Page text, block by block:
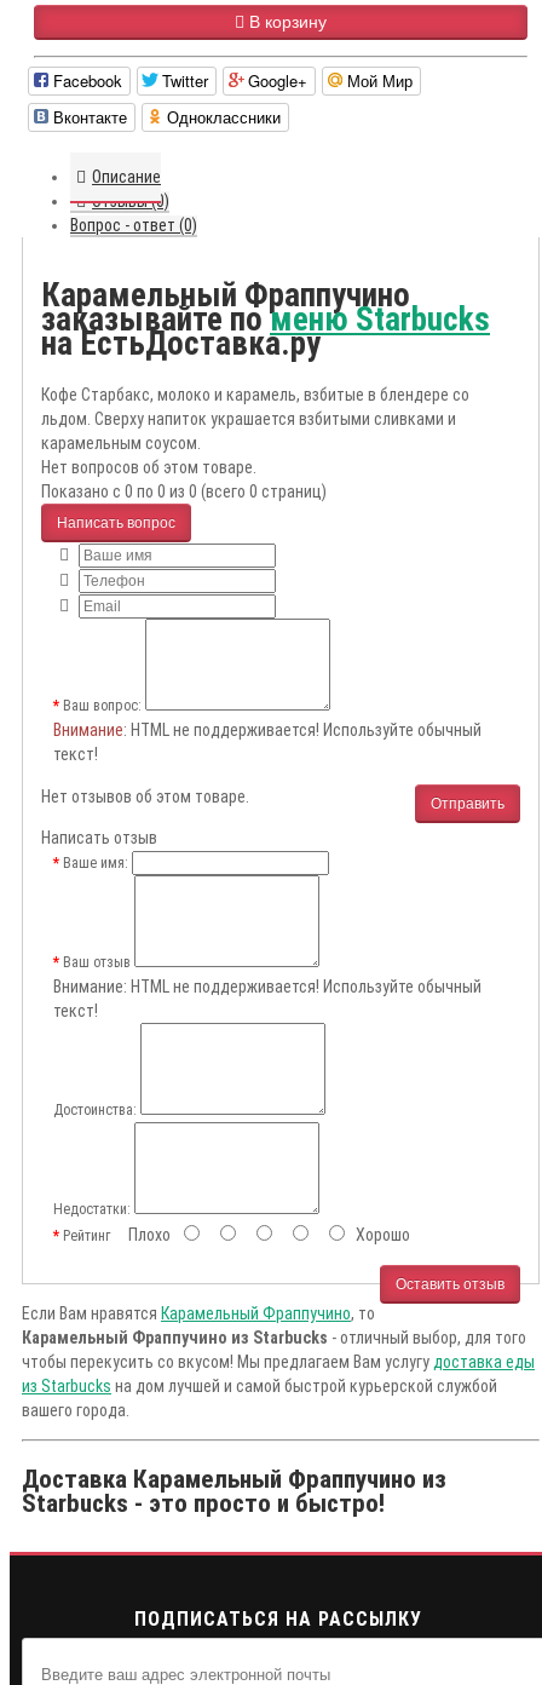
В корзину
Facebook Twitter Google+
Мой Мир
Вконтакте
Одноклассники
Описание
Отзывы (0)
Вопрос - ответ (0)
Карамельный Фраппучино
заказывайте по меню Starbucks
на ЕстьДоставка.ру
Кофе Старбакс, молоко и карамель, взбитые в блендере со
льдом. Сверху напиток украшается взбитыми сливками и
карамельным соусом.
Нет вопросов об этом товаре.
Показано с 0 по 0 из 0 (всего 0 страниц)
Написать вопрос
Ваш вопрос:
Внимание: HTML не поддерживается! Используйте обычный
текст!
Отправить
Нет отзывов об этом товаре.
Написать отзыв
Ваше имя:
Ваш отзыв
Внимание: HTML не поддерживается! Используйте обычный
текст!
Достоинства:
Недостатки:
РейтингПлохо Хорошо
Оставить отзыв
Если Вам нравятся Карамельный Фраппучино, то
Карамельный Фраппучино из Starbucks - отличный выбор, для того
чтобы перекусить со вкусом! Мы предлагаем Вам услугу доставка еды
из Starbucks на дом лучшей и самой быстрой курьерской службой
вашего города.
Доставка Карамельный Фраппучино из
Starbucks - это просто и быстро!
ПОДПИСАТЬСЯ НА РАССЫЛКУ